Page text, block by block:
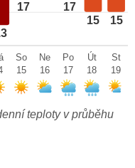
17 17
15 15
So
15
Ne
16
Po
17
Út
18
St
19
teploty v průběhu